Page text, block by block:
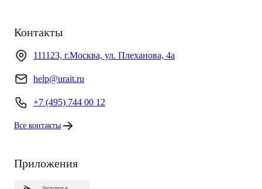
Контакты
111123, г.Москва, ул. Плеханова, 4а
help@urait.ru
+7 (495) 744 00 12
Все контакты
Приложения